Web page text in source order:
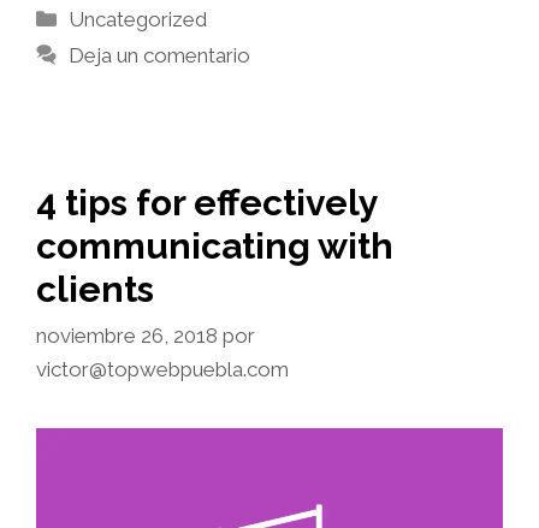
Categorías
Uncategorized
Deja un comentario
4 tips for effectively
communicating with
clients
noviembre 26, 2018 por
victor@topwebpuebla.com